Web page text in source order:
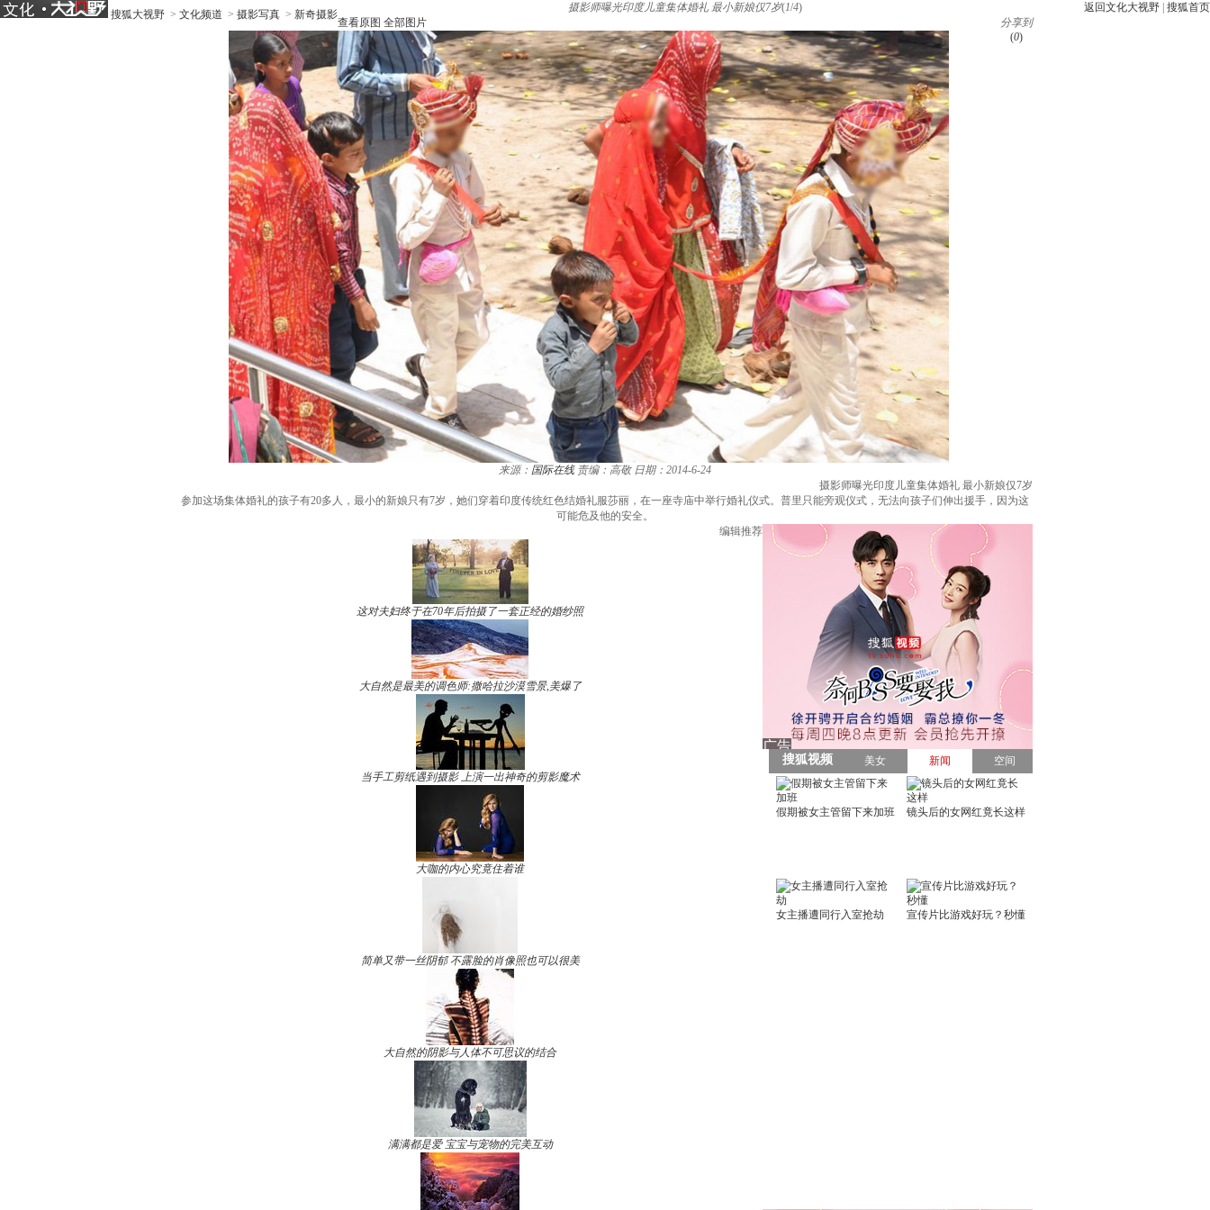
搜狐大视野 > 文化频道 > 摄影写真 > 新奇摄影
返回文化大视野 搜狐首页
摄影师曝光印度儿童集体婚礼 最小新娘仅7岁(1/4)
查看原图 全部图片
分享到
(0)
来源： 国际在线 责编：高敬 日期：2014-6-24
摄影师曝光印度儿童集体婚礼 最小新娘仅7岁
参加这场集体婚礼的孩子有20多人，最小的新娘只有7岁，她们穿着印度传统红色结婚礼服莎丽，在一座寺庙中举行婚礼仪式。普里只能旁观仪式，无法向孩子们伸出援手，因为这
可能危及他的安全。
编辑推荐
这对夫妇终于在70年后拍摄了一套正经的婚纱照
大自然是最美的调色师:撒哈拉沙漠雪景,美爆了
当手工剪纸遇到摄影 上演一出神奇的剪影魔术
大咖的内心究竟住着谁
简单又带一丝阴郁 不露脸的肖像照也可以很美
大自然的阴影与人体不可思议的结合
满满都是爱 宝宝与宠物的完美互动